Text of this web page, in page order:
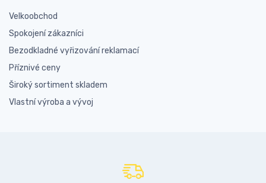
Velkoobchod
Spokojení zákazníci
Bezodkladné vyřizování reklamací
Příznivé ceny
Široký sortiment skladem
Vlastní výroba a vývoj